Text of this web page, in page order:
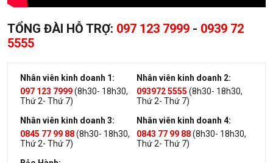
TỔNG ĐÀI HỖ TRỢ: 097 123 7999 - 0939 72
5555
Nhân viên kinh doanh 1:
097 123 7999(8h30- 18h30,
Thứ 2- Thứ 7)
Nhân viên kinh doanh 2:
093972 5555 (8h30- 18h30,
Thứ 2- Thứ 7)
Nhân viên kinh doanh 3:
0845 77 99 88(8h30- 18h30,
Thứ 2- Thứ 7)
Nhân viên kinh doanh 4:
0843 77 99 88(8h30- 18h30,
Thứ 2- Thứ 7)